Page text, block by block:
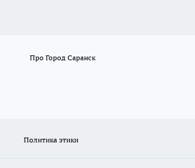
Про Город Саранск
Политика этики